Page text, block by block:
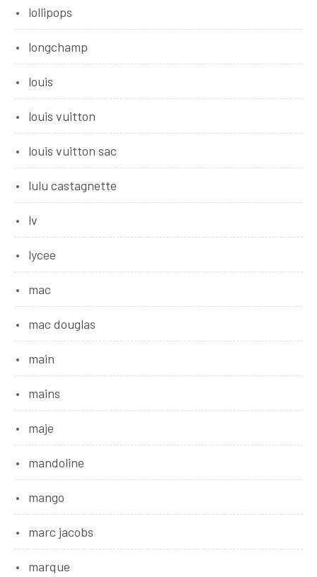
lollipops
longchamp
louis
louis vuitton
louis vuitton sac
lulu castagnette
lv
lycee
mac
mac douglas
main
mains
maje
mandoline
mango
marc jacobs
marque